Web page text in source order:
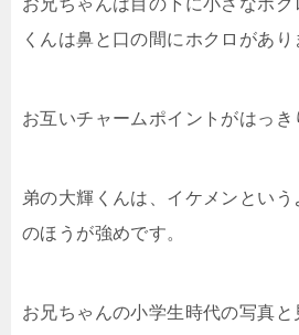
お兄ちゃんは目の下に小さなホ
くんは鼻と口の間にホクロがあり
お互いチャームポイントがはっき
弟の大輝くんは、イケメンとい
のほうが強めです。
お兄ちゃんの小学生時代の写真